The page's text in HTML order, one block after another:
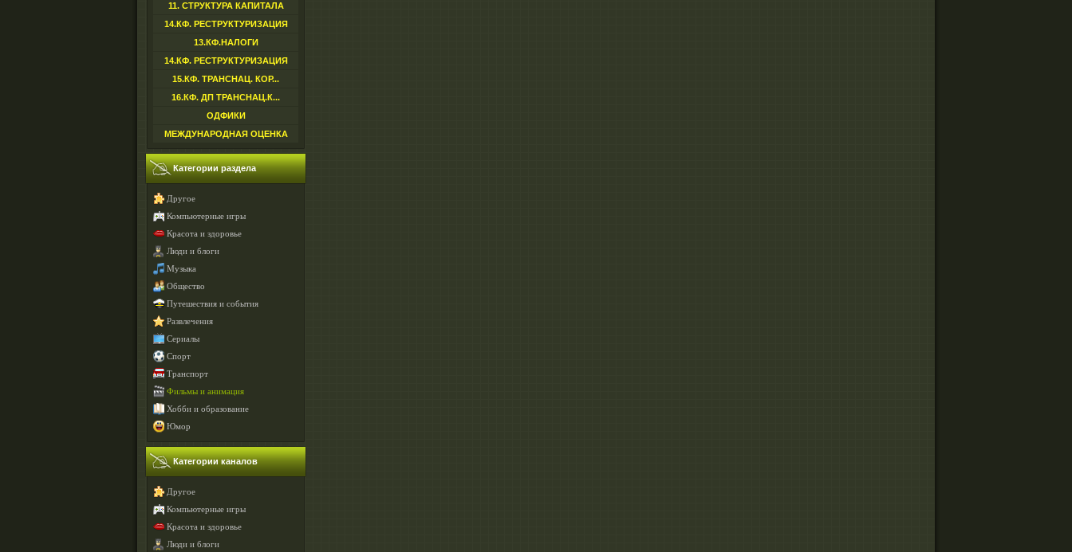
11. СТРУКТУРА КАПИТАЛА
14.КФ. РЕСТРУКТУРИЗАЦИЯ
13.КФ.НАЛОГИ
14.КФ. РЕСТРУКТУРИЗАЦИЯ
15.КФ. ТРАНСНАЦ. КОР...
16.КФ. ДП ТРАНСНАЦ.К...
ОДФИКИ
МЕЖДУНАРОДНАЯ ОЦЕНКА
Категории раздела
Другое
Компьютерные игры
Красота и здоровье
Люди и блоги
Музыка
Общество
Путешествия и события
Развлечения
Сериалы
Спорт
Транспорт
Фильмы и анимация
Хобби и образование
Юмор
Категории каналов
Другое
Компьютерные игры
Красота и здоровье
Люди и блоги